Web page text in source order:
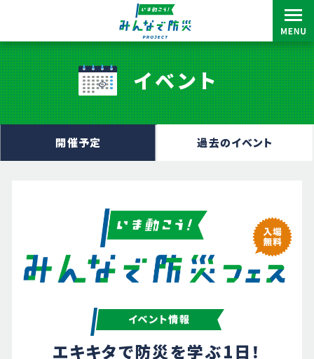
イベント
開催予定 過去のイベント
エキキタで防災を学ぶ1日！